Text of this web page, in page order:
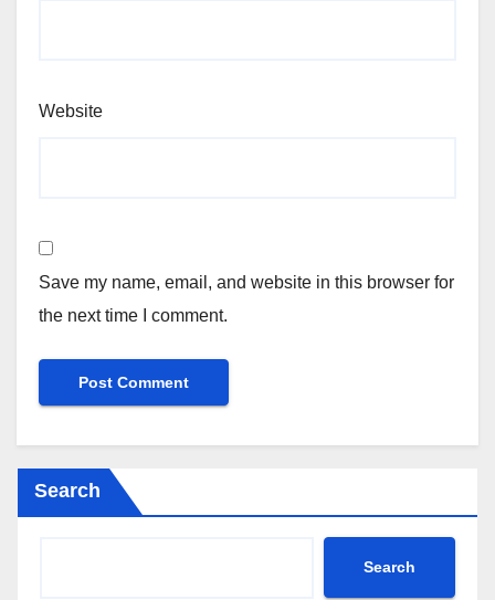
Website
Save my name, email, and website in this browser for
the next time I comment.
Search
Search